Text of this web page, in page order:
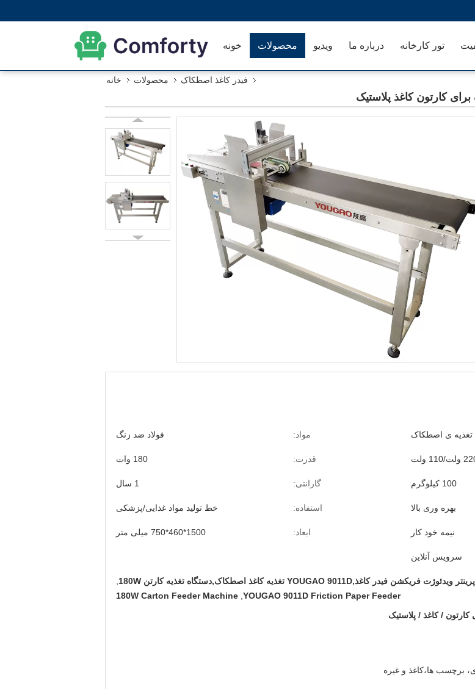
خونه محصولات ویدیو درباره ما تور کارخانه
خانه محصولات فیدر کاغذ اصطکاک
تغذیه ی اصطکاک مواد: فولاد ضد زنگ
110 ولت قدرت: 180 وات
100 کیلوگرم گارانتی: 1 سال
بهره وری بالا استفاده: خط تولید مواد غذایی/پزشکی
نیمه خود کار ابعاد: 1500*460*750 میلی متر
سرویس آنلاین
پرینتر ویدئوژت فریکشن فیدر کاغذ,YOUGAO 9011D تغذیه کاغذ اصطکاک,دستگاه تغذیه کارتن 180W
YOUGAO 9011D Friction Paper Feeder
180W Carton Feeder Machine
برچسب ها،کاغذ و غیره